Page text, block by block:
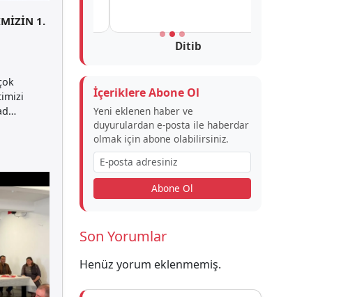
1.
Ditib
İçeriklere Abone Ol
Yeni eklenen haber ve
duyurulardan e-posta ile haberdar
olmak için abone olabilirsiniz.
Abone Ol
Son Yorumlar
Henüz yorum eklenmemiş.